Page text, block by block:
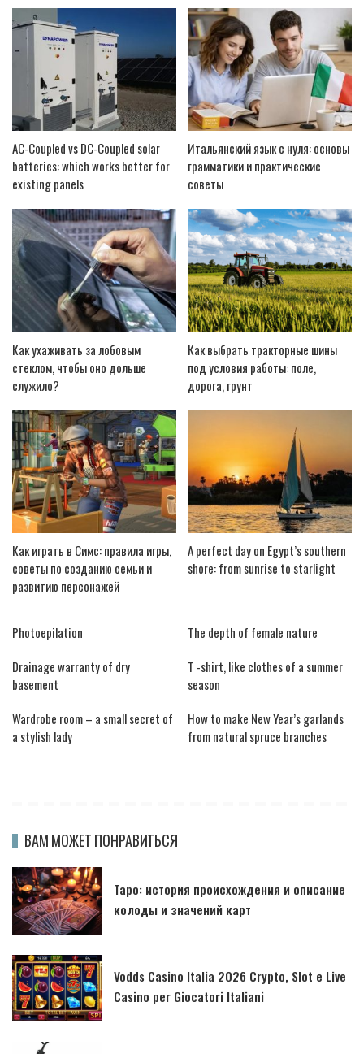
AC-Coupled vs DC-Coupled solar
batteries: which works better for
existing panels
Итальянский язык с нуля: основы
грамматики и практические
советы
Как ухаживать за лобовым
стеклом, чтобы оно дольше
служило?
Как выбрать тракторные шины
под условия работы: поле,
дорога, грунт
Как играть в Симс: правила игры,
советы по созданию семьи и
развитию персонажей
A perfect day on Egypt’s southern
shore: from sunrise to starlight
Photoepilation
The depth of female nature
Drainage warranty of dry
basement
T -shirt, like clothes of a summer
season
Wardrobe room – a small secret of
a stylish lady
How to make New Year’s garlands
from natural spruce branches
ВАМ МОЖЕТ ПОНРАВИТЬСЯ
Таро: история происхождения и описание
колоды и значений карт
Vodds Casino Italia 2026 Crypto, Slot e Live
Casino per Giocatori Italiani